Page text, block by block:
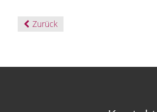
Zurück